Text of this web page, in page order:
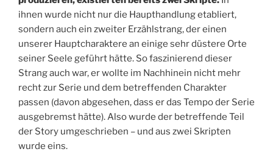
ihnen wurde nicht nur die Haupthandlung etabliert,
sondern auch ein zweiter Erzählstrang, der einen
unserer Hauptcharaktere an einige sehr düstere Orte
seiner Seele geführt hätte. So faszinierend dieser
Strang auch war, er wollte im Nachhinein nicht mehr
recht zur Serie und dem betreffenden Charakter
passen (davon abgesehen, dass er das Tempo der Serie
ausgebremst hätte). Also wurde der betreffende Teil
der Story umgeschrieben – und aus zwei Skripten
wurde eins.